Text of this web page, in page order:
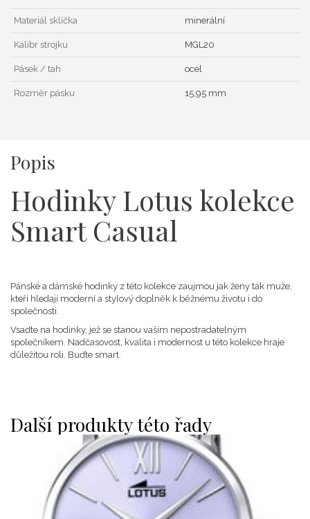
Materiál sklíčka minerální
Kalibr strojku MGL20
Pásek / tah ocel
Rozměr pásku 15,95 mm
Popis
Hodinky Lotus kolekce
Smart Casual
Pánské a dámské hodinky z této kolekce zaujmou jak ženy tak muže,
kteří hledají moderní a stylový doplněk k běžnému životu i do
společnosti.
Vsaďte na hodinky, jež se stanou vaším nepostradatelným
společníkem. Nadčasovost, kvalita i modernost u této kolekce hraje
důležitou roli. Buďte smart.
Další produkty této řady